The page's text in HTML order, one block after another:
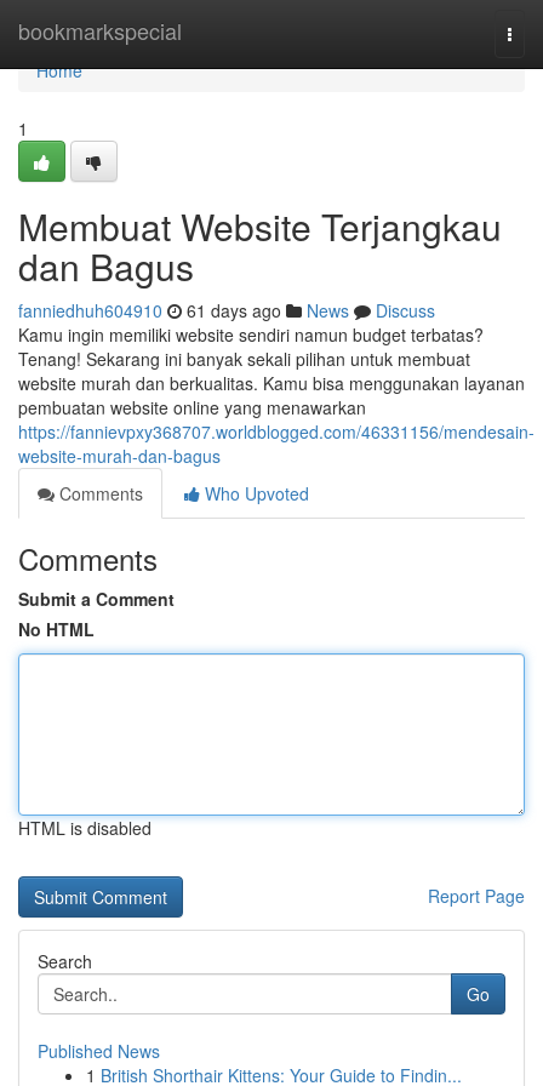
bookmarkspecial
Home
Home
1
Membuat Website Terjangkau
dan Bagus
fanniedhuh604910 61 days ago News
Discuss
Kamu ingin memiliki website sendiri namun budget terbatas?
Tenang! Sekarang ini banyak sekali pilihan untuk membuat
website murah dan berkualitas. Kamu bisa menggunakan layanan
pembuatan website online yang menawarkan
https://fannievpxy368707.worldblogged.com/46331156/mendesain-
website-murah-dan-bagus
Comments
Who Upvoted
Comments
Submit a Comment
No HTML
HTML is disabled
Report Page
Search
Go
Published News
1 British Shorthair Kittens: Your Guide to Findin...